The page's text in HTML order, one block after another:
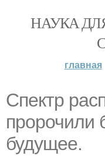
НАУКА
главная
Спектр
пророчили
будущее.